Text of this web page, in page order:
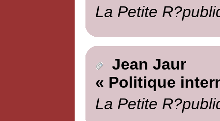
La Petite
Jean Jaur
« Politique
La Petite